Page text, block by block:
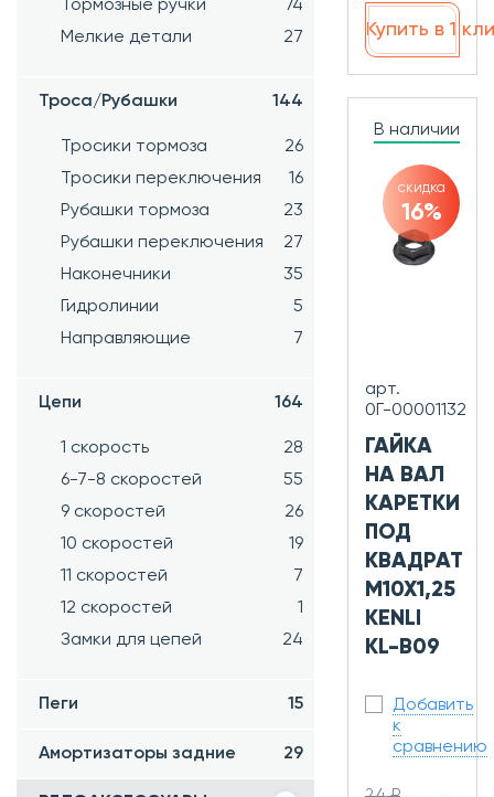
Тормозные ручки
74
Мелкие детали
27
Троса/Рубашки 144
Тросики тормоза
26
Тросики переключения
16
Рубашки тормоза
23
Рубашки переключения
27
Наконечники
35
Гидролинии
5
Направляющие
7
Цепи 164
1 скорость
28
6-7-8 скоростей
55
9 скоростей
26
10 скоростей
19
11 скоростей
7
12 скоростей
1
Замки для цепей
24
Пеги 15
Амортизаторы задние 29
Купить в 1
В наличии
скидка
16%
арт.
0Г-00001132
ГАЙКА
НА ВАЛ
КАРЕТКИ
ПОД
КВАДРАТ
М10Х1,25
KENLI
KL-B09
Добавить
к
сравнению